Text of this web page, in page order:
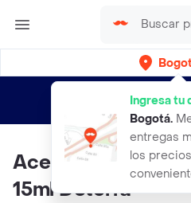
Ingresa tu
Bogotá.
entregas
los
envíos gratis por
Aceite Esencial
15ml Doterra